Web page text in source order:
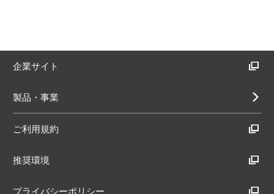
企業サイト
製品・事業
ご利用規約
推奨環境
プライバシーポリシー